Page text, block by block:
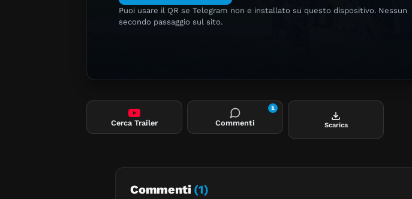
Puoi usare il QR se Telegram non e installato su questo dispositivo. Nessun
secondo passaggio sul sito.
Cerca Trailer Commenti
1
Scarica
Commenti (1)